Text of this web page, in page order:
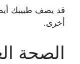
قد يصف طبيبك
أخرى.
الصحة